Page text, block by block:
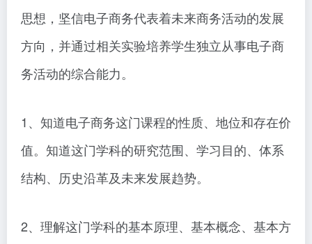
思想，坚信电子商务代表着未来商务活动的发展
方向，并通过相关实验培养学生独立从事电子商
务活动的综合能力。
1、知道电子商务这门课程的性质、地位和存在价
值。知道这门学科的研究范围、学习目的、体系
结构、历史沿革及未来发展趋势。
2、理解这门学科的基本原理、基本概念、基本方